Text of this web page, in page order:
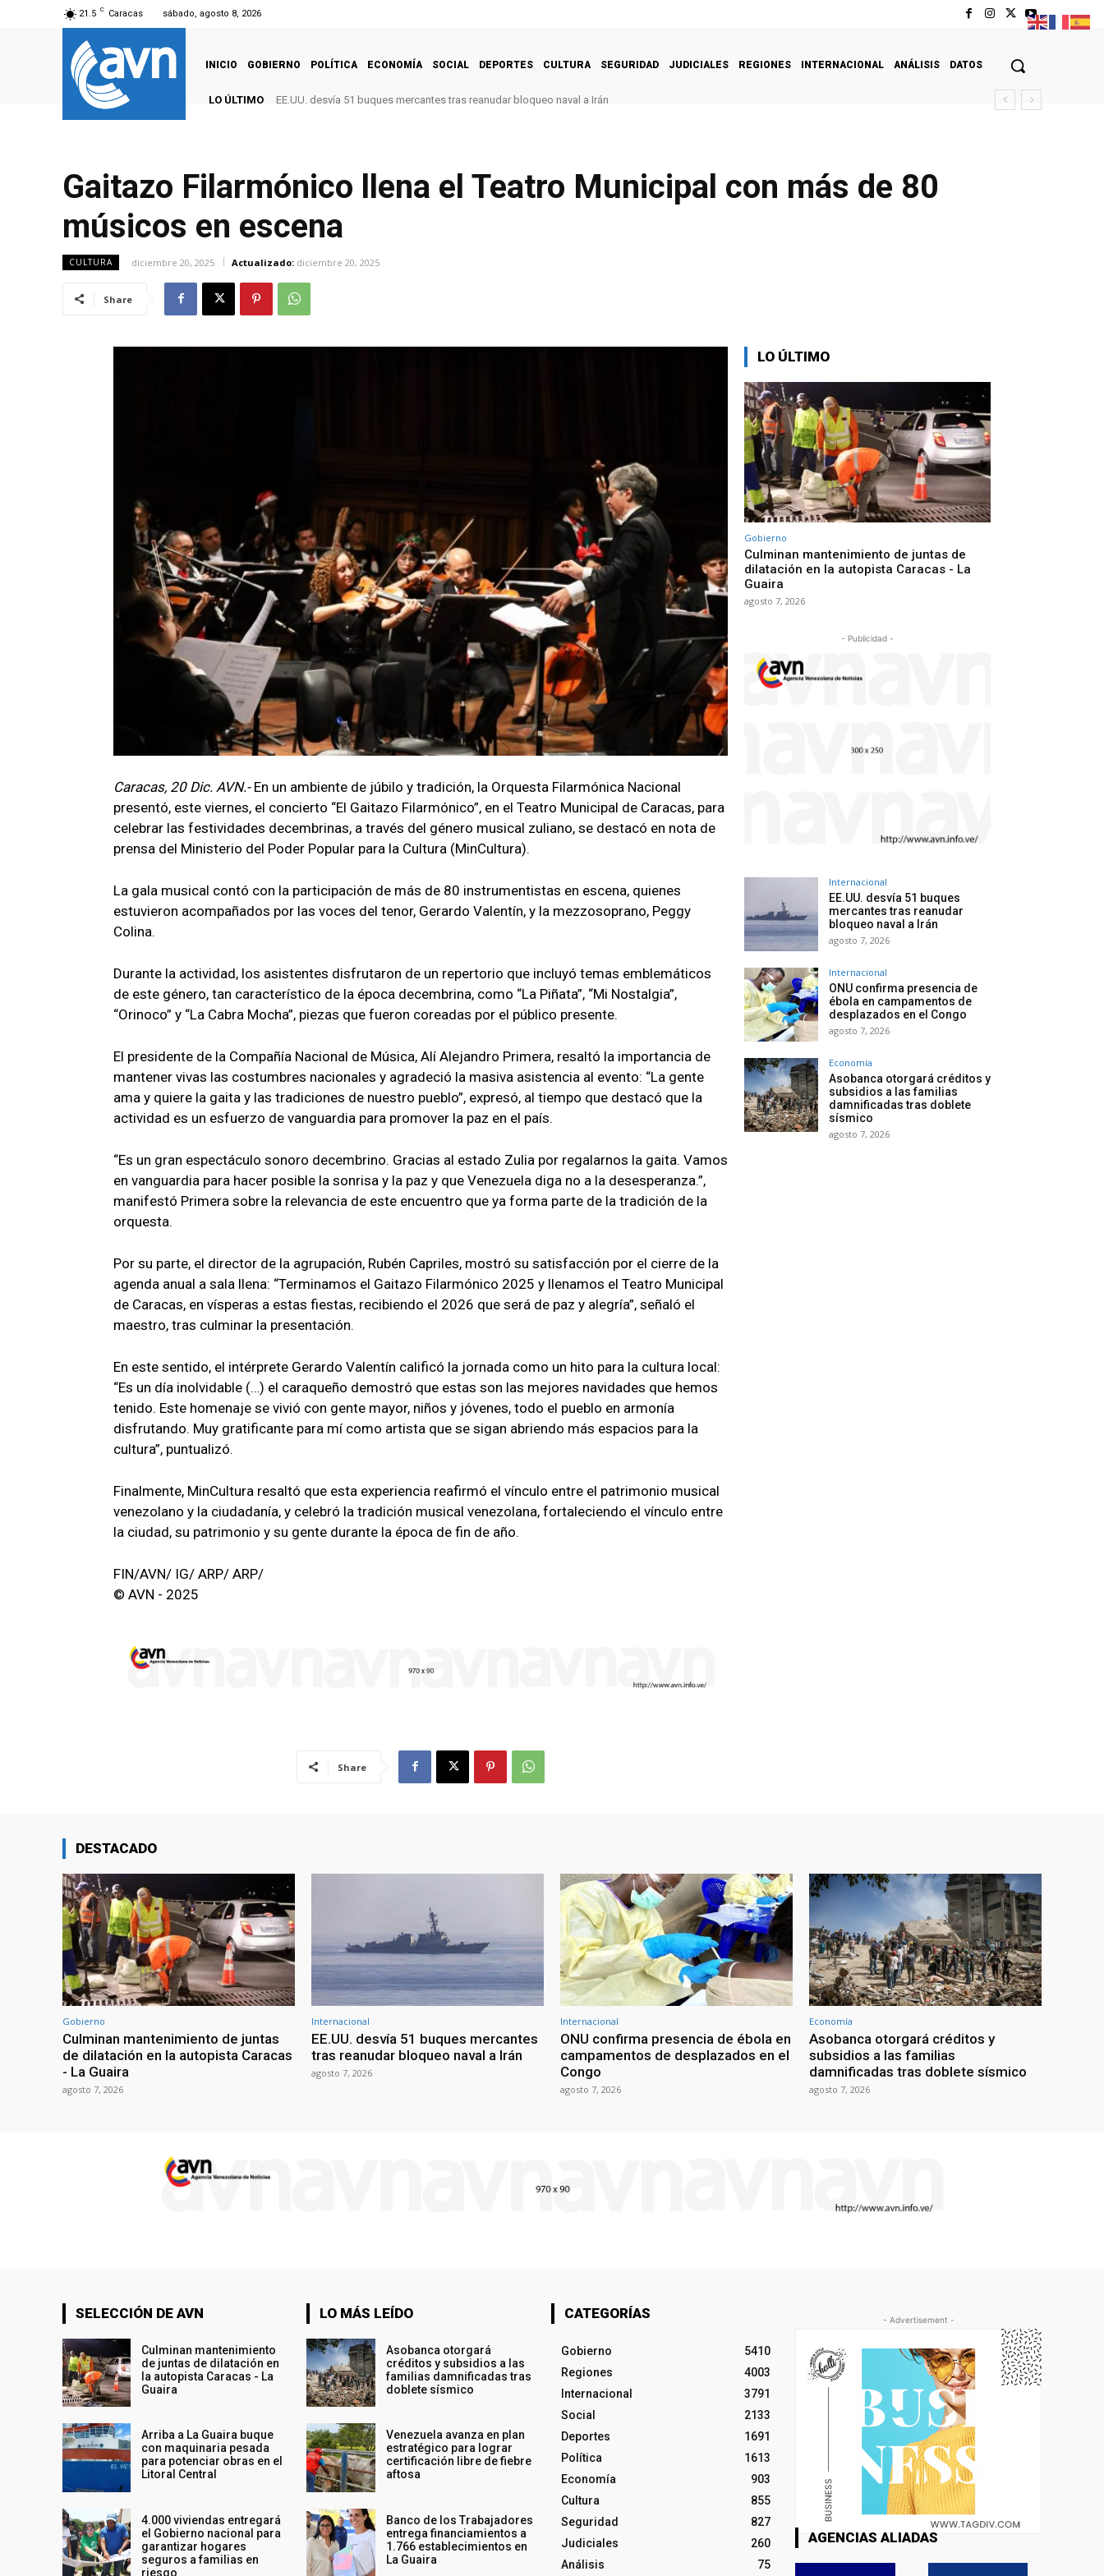
21.5 C Caracas sábado, agosto 8, 2026
INICIO GOBIERNO POLÍTICA ECONOMÍA SOCIAL DEPORTES CULTURA SEGURIDAD JUDICIALES REGIONES INTERNACIONAL ANÁLISIS DATOS
LO ÚLTIMO EE.UU. desvía 51 buques mercantes tras reanudar bloqueo naval a Irán
Gaitazo Filarmónico llena el Teatro Municipal con más de 80
músicos en escena
CULTURA diciembre 20, 2025 Actualizado: diciembre 20, 2025
Share
Caracas, 20 Dic. AVN.- En un ambiente de júbilo y tradición, la Orquesta Filarmónica Nacional
presentó, este viernes, el concierto “El Gaitazo Filarmónico”, en el Teatro Municipal de Caracas, para
celebrar las festividades decembrinas, a través del género musical zuliano, se destacó en nota de
prensa del Ministerio del Poder Popular para la Cultura (MinCultura).
​La gala musical contó con la participación de más de 80 instrumentistas en escena, quienes
estuvieron acompañados por las voces del tenor, Gerardo Valentín, y la mezzosoprano, Peggy
Colina.
Durante la actividad, los asistentes disfrutaron de un repertorio que incluyó temas emblemáticos
de este género, tan característico de la época decembrina, como “La Piñata”, “Mi Nostalgia”,
“Orinoco” y “La Cabra Mocha”, piezas que fueron coreadas por el público presente.
​El presidente de la Compañía Nacional de Música, Alí Alejandro Primera, resaltó la importancia de
mantener vivas las costumbres nacionales y agradeció la masiva asistencia al evento: “La gente
ama y quiere la gaita y las tradiciones de nuestro pueblo”, expresó, al tiempo que destacó que la
actividad es un esfuerzo de vanguardia para promover la paz en el país.
​“Es un gran espectáculo sonoro decembrino. Gracias al estado Zulia por regalarnos la gaita. Vamos
en vanguardia para hacer posible la sonrisa y la paz y que Venezuela diga no a la desesperanza.”,
manifestó Primera sobre la relevancia de este encuentro que ya forma parte de la tradición de la
orquesta.
​Por su parte, el director de la agrupación, Rubén Capriles, mostró su satisfacción por el cierre de la
agenda anual a sala llena: “Terminamos el Gaitazo Filarmónico 2025 y llenamos el Teatro Municipal
de Caracas, en vísperas a estas fiestas, recibiendo el 2026 que será de paz y alegría”, señaló el
maestro, tras culminar la presentación.
​En este sentido, el intérprete Gerardo Valentín calificó la jornada como un hito para la cultura local:
“Es un día inolvidable (…) el caraqueño demostró que estas son las mejores navidades que hemos
tenido. Este homenaje se vivió con gente mayor, niños y jóvenes, todo el pueblo en armonía
disfrutando. Muy gratificante para mí como artista que se sigan abriendo más espacios para la
cultura”, puntualizó.
​Finalmente, MinCultura resaltó que esta experiencia reafirmó el vínculo entre el patrimonio musical
venezolano y la ciudadanía, y celebró la tradición musical venezolana, fortaleciendo el vínculo entre
la ciudad, su patrimonio y su gente durante la época de fin de año.
FIN/AVN/ IG/ ARP/ ARP/
© AVN - 2025
Share
LO ÚLTIMO
Gobierno
Culminan mantenimiento de juntas de
dilatación en la autopista Caracas - La
Guaira
agosto 7, 2026
- Publicidad -
Internacional
EE.UU. desvía 51 buques
mercantes tras reanudar
bloqueo naval a Irán
agosto 7, 2026
Internacional
ONU confirma presencia de
ébola en campamentos de
desplazados en el Congo
agosto 7, 2026
Economía
Asobanca otorgará créditos y
subsidios a las familias
damnificadas tras doblete
sísmico
agosto 7, 2026
DESTACADO
Gobierno
Culminan mantenimiento de juntas
de dilatación en la autopista Caracas
- La Guaira
agosto 7, 2026
Internacional
EE.UU. desvía 51 buques mercantes
tras reanudar bloqueo naval a Irán
agosto 7, 2026
Internacional
ONU confirma presencia de ébola en
campamentos de desplazados en el
Congo
agosto 7, 2026
Economía
Asobanca otorgará créditos y
subsidios a las familias
damnificadas tras doblete sísmico
agosto 7, 2026
SELECCIÓN DE AVN
Culminan mantenimiento
de juntas de dilatación en
la autopista Caracas - La
Guaira
Arriba a La Guaira buque
con maquinaria pesada
para potenciar obras en el
Litoral Central
4.000 viviendas entregará
el Gobierno nacional para
garantizar hogares
seguros a familias en
riesgo
LO MÁS LEÍDO
Asobanca otorgará
créditos y subsidios a las
familias damnificadas tras
doblete sísmico
Venezuela avanza en plan
estratégico para lograr
certificación libre de fiebre
aftosa
Banco de los Trabajadores
entrega financiamientos a
1.766 establecimientos en
La Guaira
CATEGORÍAS
Gobierno
5410
Regiones
4003
Internacional
3791
Social
2133
Deportes
1691
Política
1613
Economía
903
Cultura
855
Seguridad
827
Judiciales
260
Análisis
75
- Advertisement -
AGENCIAS ALIADAS